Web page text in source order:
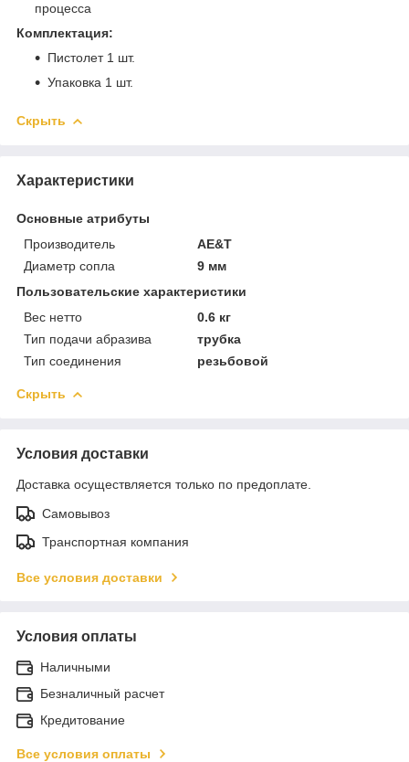
процесса
Комплектация:
Пистолет 1 шт.
Упаковка 1 шт.
Скрыть
Характеристики
Основные атрибуты
Производитель
AE&T
Диаметр сопла
9 мм
Пользовательские характеристики
Вес нетто
0.6 кг
Тип подачи абразива
трубка
Тип соединения
резьбовой
Скрыть
Условия доставки
Доставка осуществляется только по предоплате.
Самовывоз
Транспортная компания
Все условия доставки
Условия оплаты
Наличными
Безналичный расчет
Кредитование
Все условия оплаты